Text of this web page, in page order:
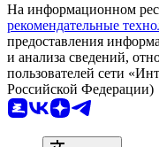
На информационном
рекомендательные
предоставления
и анализа сведений,
пользователей сети
Российской Федерации)